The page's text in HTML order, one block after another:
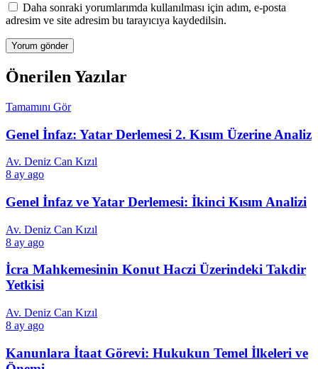
Daha sonraki yorumlarımda kullanılması için adım, e-posta
adresim ve site adresim bu tarayıcıya kaydedilsin.
Önerilen Yazılar
Tamamını Gör
Genel İnfaz: Yatar Derlemesi 2. Kısım Üzerine Analiz
Av. Deniz Can Kızıl
8 ay ago
Genel İnfaz ve Yatar Derlemesi: İkinci Kısım Analizi
Av. Deniz Can Kızıl
8 ay ago
İcra Mahkemesinin Konut Haczi Üzerindeki Takdir
Yetkisi
Av. Deniz Can Kızıl
8 ay ago
Kanunlara İtaat Görevi: Hukukun Temel İlkeleri ve